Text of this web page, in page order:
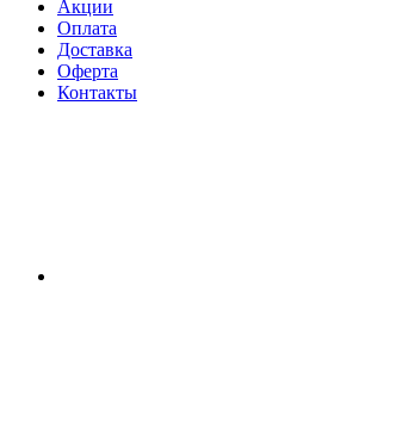
Акции
Оплата
Доставка
Оферта
Контакты